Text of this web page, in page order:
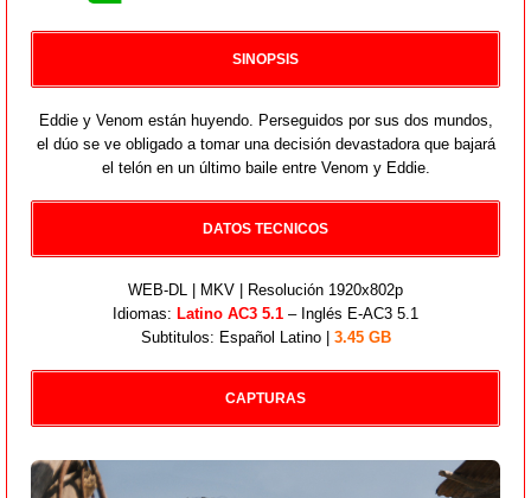
SINOPSIS
Eddie y Venom están huyendo. Perseguidos por sus dos mundos,
el dúo se ve obligado a tomar una decisión devastadora que bajará
el telón en un último baile entre Venom y Eddie.
DATOS TECNICOS
WEB-DL | MKV | Resolución 1920x802p
Idiomas: Latino AC3 5.1 – Inglés E-AC3 5.1
Subtitulos: Español Latino | 3.45 GB
CAPTURAS